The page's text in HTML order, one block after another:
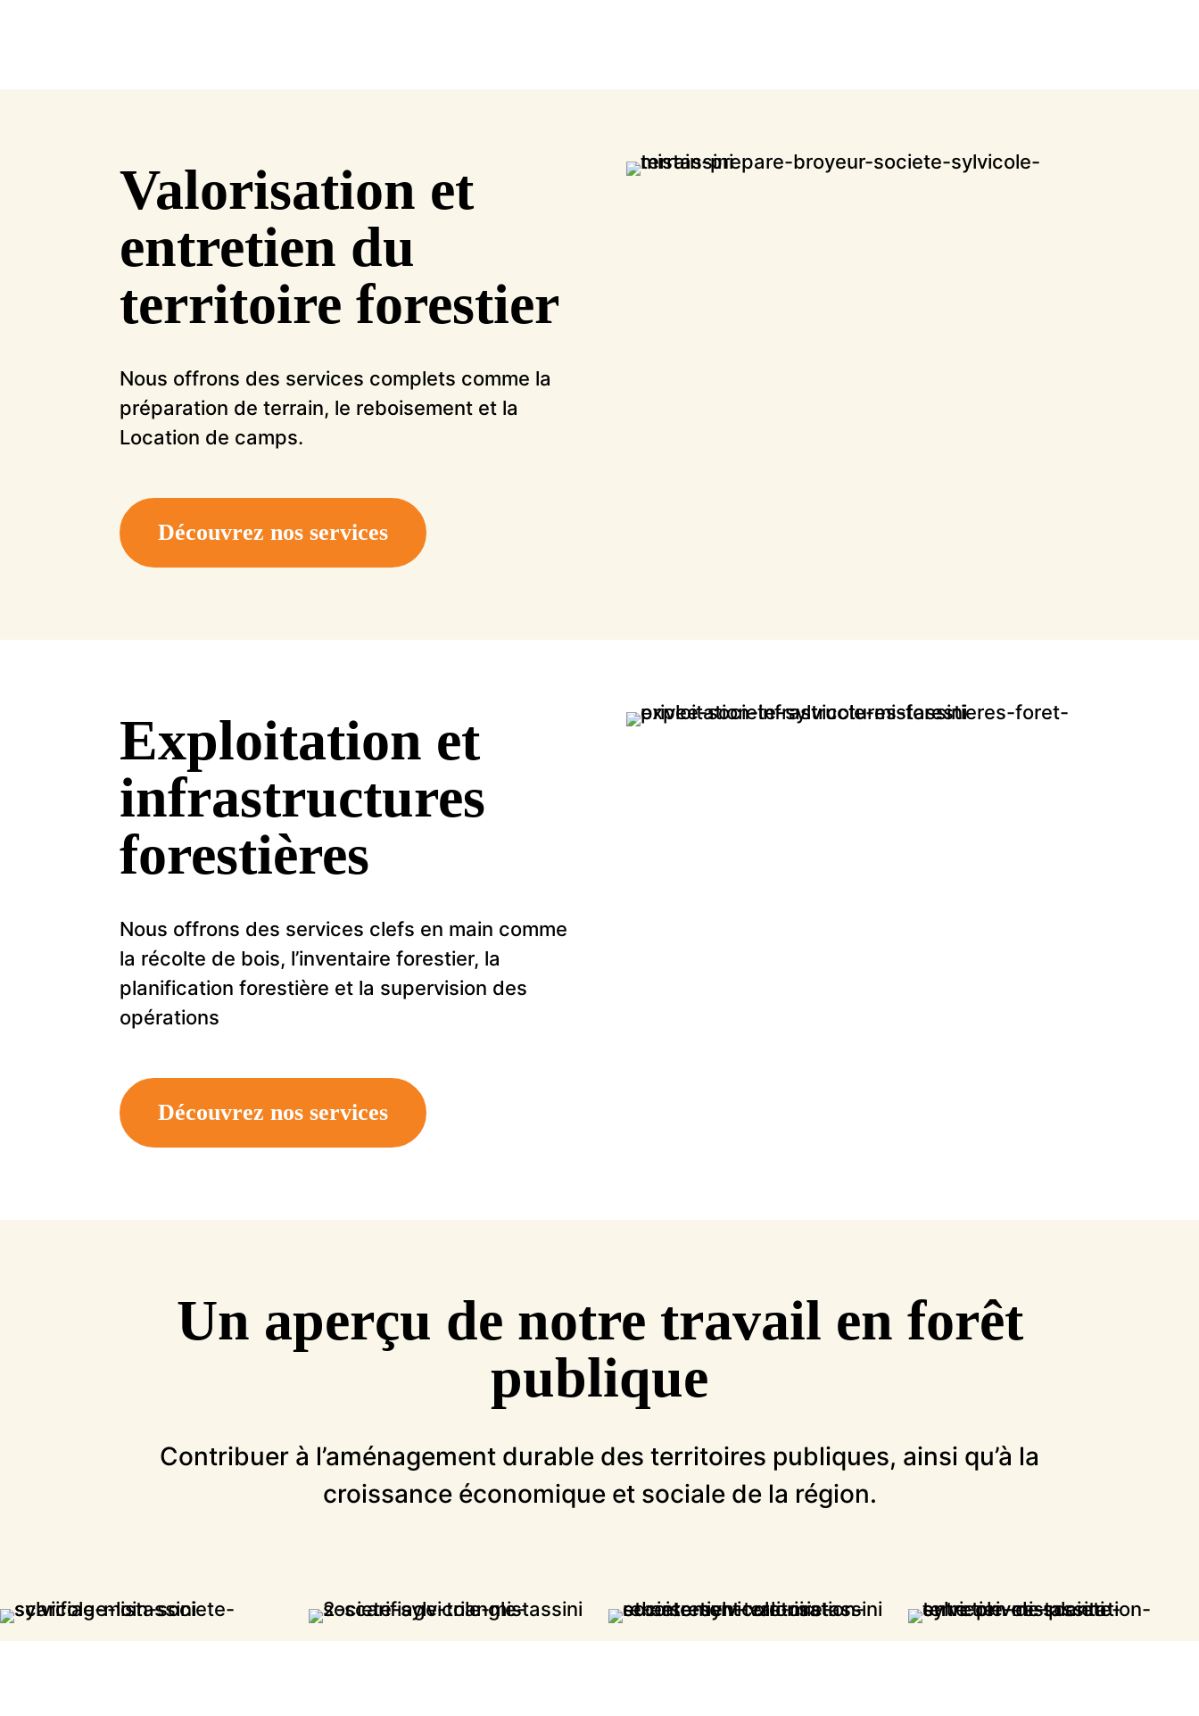
Valorisation et
entretien du
territoire forestier
Nous offrons des services complets comme la
préparation de terrain, le reboisement et la
Location de camps.
Découvrez nos services
Exploitation et
infrastructures
forestières
Nous offrons des services clefs en main comme
la récolte de bois, l’inventaire forestier, la
planification forestière et la supervision des
opérations
Découvrez nos services
Un aperçu de notre travail en forêt
publique
Contribuer à l’aménagement durable des territoires publiques, ainsi qu’à la
croissance économique et sociale de la région.